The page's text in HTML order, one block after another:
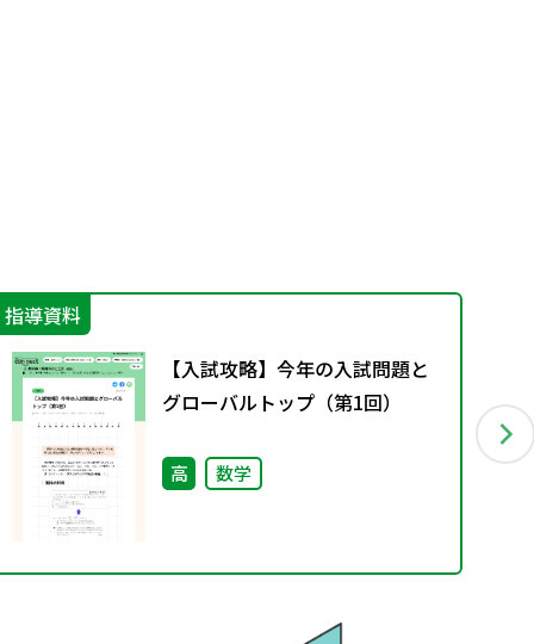
指導資料
【入試攻略】今年の入試問題と
グローバルトップ（第1回）
高 数学